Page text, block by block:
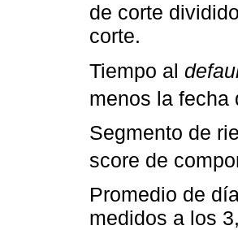
de corte
corte.
Tiempo al
menos la fecha
Segmento de
score de
Promedio de
medidos a los